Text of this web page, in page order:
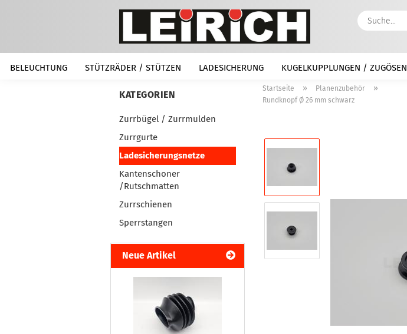
BELEUCHTUNG STÜTZRÄDER / STÜTZEN LADESICHERUNG KUGELKUPPLUNGEN / ZUGÖSEN
Startseite » Planenzubehör »
Rundknopf Ø 26 mm schwarz
KATEGORIEN
Zurrbügel / Zurrmulden
Zurrgurte
Ladesicherungsnetze
Kantenschoner
/Rutschmatten
Zurrschienen
Sperrstangen
Neue Artikel